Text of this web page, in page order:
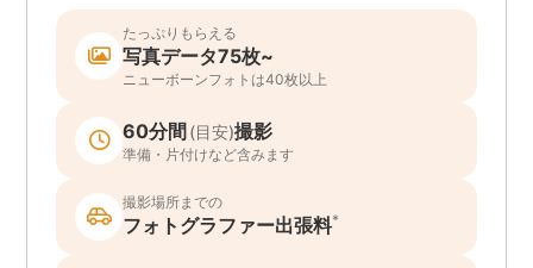
たっぷりもらえる
写真データ75枚~
ニューボーンフォトは40枚以上
60分間 (目安)撮影
準備・片付けなど含みます
撮影場所までの
フォトグラファー出張料*